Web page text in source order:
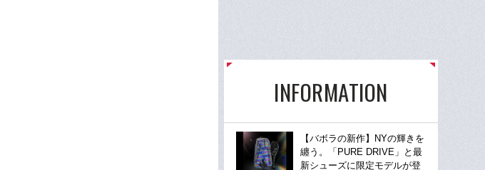
INFORMATION
【バボラの新作】NYの輝きを
纏う。「PURE DRIVE」と最
新シューズに限定モデルが登